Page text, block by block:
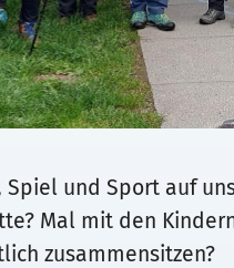
Spiel und Sport auf
Mal mit den
zusammensitzen?